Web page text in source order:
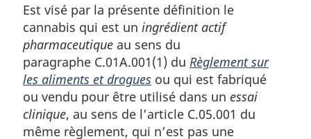
Est visé par la présente définition le
cannabis qui est un ingrédient actif
pharmaceutique au sens du
paragraphe C.01A.001(1) du Règlement sur
les aliments et drogues ou qui est fabriqué
ou vendu pour être utilisé dans un essai
clinique, au sens de l’article C.05.001 du
même règlement, qui n’est pas une